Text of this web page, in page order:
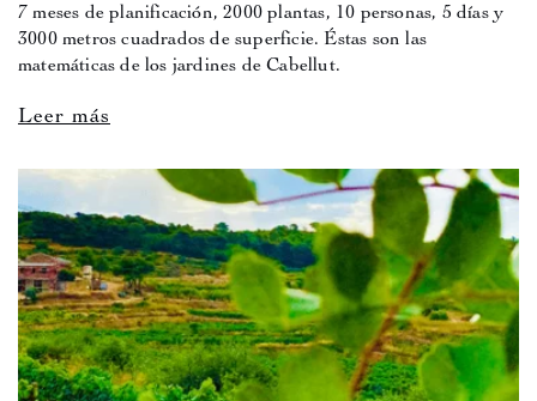
7 meses de planificación, 2000 plantas, 10 personas, 5 días y
3000 metros cuadrados de superficie. Éstas son las
matemáticas de los jardines de Cabellut.
Leer más